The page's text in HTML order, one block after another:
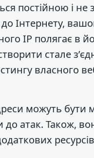
постійною і не
Інтернету,
IP полягає в
стале
власного
можуть
до атак. Також,